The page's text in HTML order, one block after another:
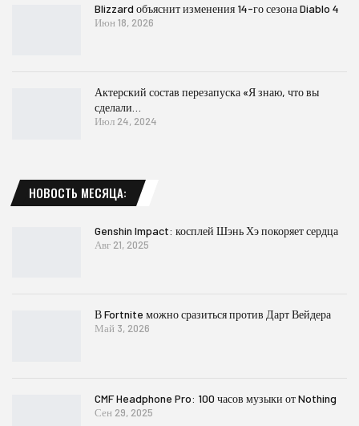
Blizzard объяснит изменения 14-го сезона Diablo 4
Июн 18, 2026
Актерский состав перезапуска «Я знаю, что вы
сделали…
Июл 24, 2024
НОВОСТЬ МЕСЯЦА:
Genshin Impact: косплей Шэнь Хэ покоряет сердца
Авг 21, 2025
В Fortnite можно сразиться против Дарт Вейдера
Май 3, 2026
CMF Headphone Pro: 100 часов музыки от Nothing
Сен 29, 2025